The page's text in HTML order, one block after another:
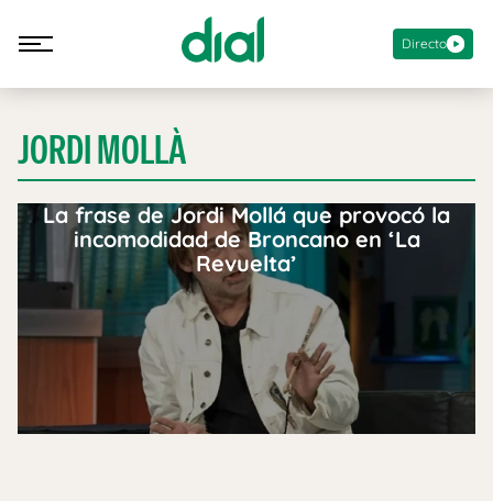
Directo
JORDI MOLLÀ
La frase de Jordi Mollá que provocó la
incomodidad de Broncano en ‘La
Revuelta’